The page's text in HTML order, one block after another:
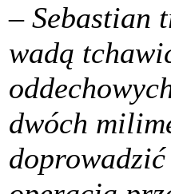
– Sebastian
wadą
dwóch